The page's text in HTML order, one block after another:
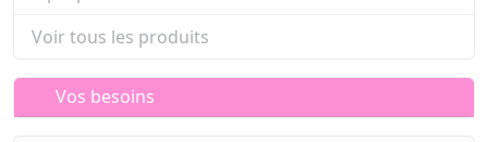
Voir tous les produits
Vos besoins